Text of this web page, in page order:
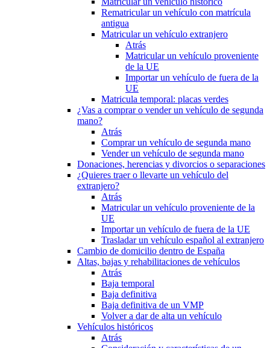
Rematricular un vehículo con matrícula
antigua
Matricular un vehículo extranjero
Atrás
Matricular un vehículo proveniente
de la UE
Importar un vehículo de fuera de la
UE
Matricula temporal: placas verdes
¿Vas a comprar o vender un vehículo de segunda
mano?
Atrás
Comprar un vehículo de segunda mano
Vender un vehículo de segunda mano
Donaciones, herencias y divorcios o separaciones
¿Quieres traer o llevarte un vehículo del
extranjero?
Atrás
Matricular un vehículo proveniente de la
UE
Importar un vehículo de fuera de la UE
Trasladar un vehículo español al extranjero
Cambio de domicilio dentro de España
Altas, bajas y rehabilitaciones de vehículos
Atrás
Baja temporal
Baja definitiva
Baja definitiva de un VMP
Volver a dar de alta un vehículo
Vehículos históricos
Atrás